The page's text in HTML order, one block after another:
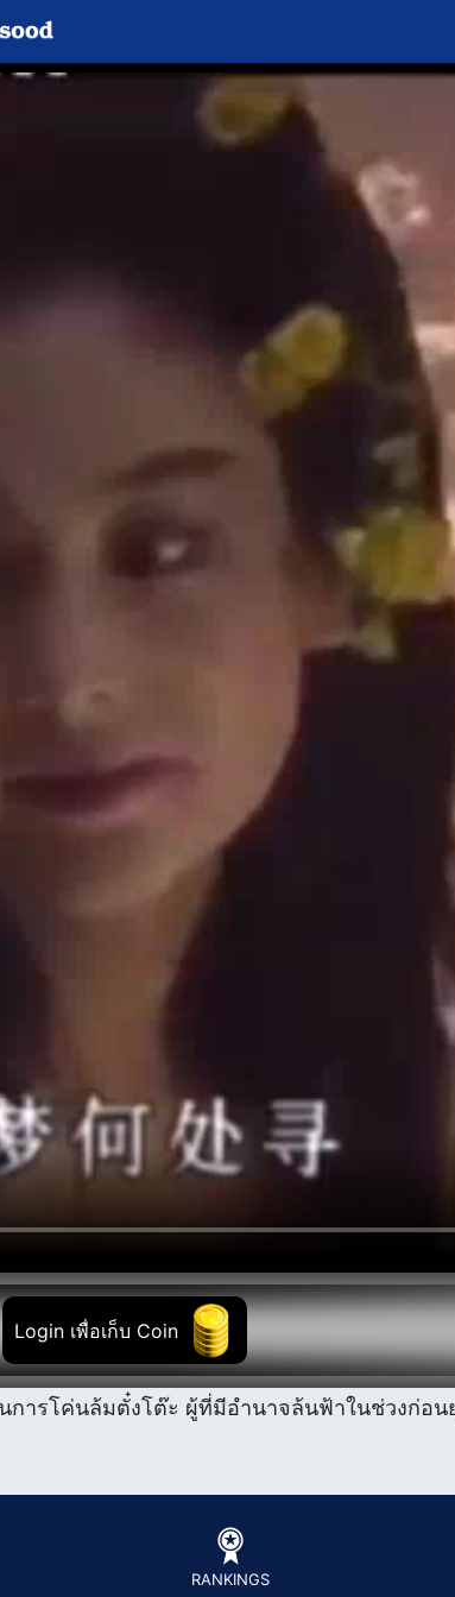
Login เพื่อเก็บ Coin
การโค่นล้มตั๋งโต๊ะ ผู้ที่มีอำนาจล้นฟ้าในช่วงก่อ
RANKINGS